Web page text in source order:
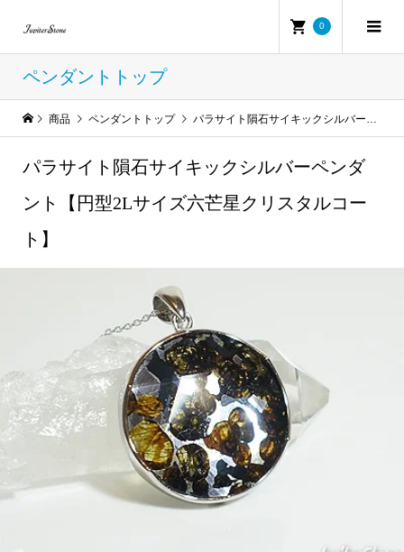
0
ペンダントトップ
商品 ペンダントトップ パラサイト隕石サイキックシルバーペンダント【円型2Lサイズ六芒星クリスタルコート】
パラサイト隕石サイキックシルバーペンダ
ント【円型2Lサイズ六芒星クリスタルコー
ト】